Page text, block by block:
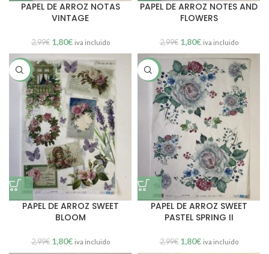
PAPEL DE ARROZ NOTAS
VINTAGE
2,99€ 1,80€ iva incluido
PAPEL DE ARROZ NOTES AND
FLOWERS
2,99€ 1,80€ iva incluido
SALE
PAPEL DE ARROZ SWEET
BLOOM
2,99€ 1,80€ iva incluido
SALE
PAPEL DE ARROZ SWEET
PASTEL SPRING II
2,99€ 1,80€ iva incluido